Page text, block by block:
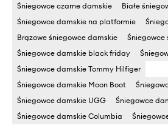
Śniegowce czarne damskie
Białe
Śniegowce damskie na platformie
Brązowe śniegowce damskie
Śniegowce
Śniegowce damskie black friday
Śniegowce damskie Tommy Hilfiger
Śniegowce damskie Moon Boot
Śniegowce damskie UGG
Śniegowce
Śniegowce damskie Columbia